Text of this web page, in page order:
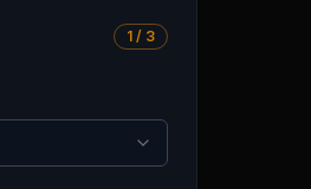
1 / 3